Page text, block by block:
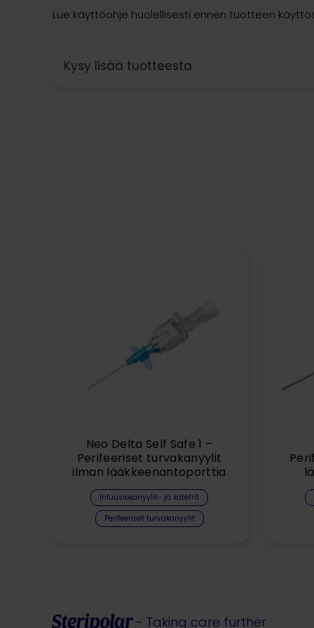
Lue käyttöohje huolellisesti ennen tuotteen
Kysy lisää tuotteesta
Neo Delta Self Safe 1 –
Perifeeriset turvakanyylit
ilman lääkkeenantoporttia
Infuusiokanyylit- ja katetrit
Perifeeriset turvakanyylit
– Taking care further